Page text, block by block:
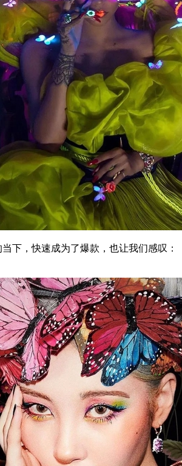
，快速成为了爆款，也让我们感叹：